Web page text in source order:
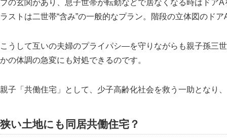
ブの玄関があり、息子世帯が転勤などで居なくなる時はドア
ラストは二世帯“含み”の一般的なプラン。階段の立体図のド
こうして互いの夫婦のプライパシ―を守りながらも親子孫三
かの体調の急変にも対処できるのです。
親子 共働住宅 として、少子高齢化社会を救う一助となり
狭い土地にも同居共働住宅？